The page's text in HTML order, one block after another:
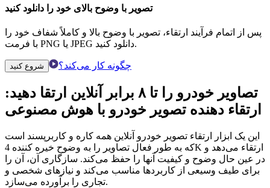
تصویر با وضوح بالای خود را دانلود کنید
پس از اتمام فرآیند ارتقاء، تصویر با وضوح بالا و کاملاً شفاف خود را
با فرمت PNG یا JPEG دانلود کنید.
شروع کنید چگونه کار می‌کند؟
تصاویر خودرو را تا ۸ برابر
آنلاین ارتقا دهید:
ارتقاء دهنده تصویر خودرو با هوش مصنوعی
این یک ابزار ارتقاء تصویر خودرو آنلاین همه کاره و کاربرپسند است
که به طور فعال تصاویر را به وضوح خیره کننده 4K ارتقاء می‌دهد و
در عین حال وضوح و کیفیت آنها را حفظ می‌کند. سازگاری آن، آن را
برای طیف وسیعی از کاربردها مناسب می‌کند و نیازهای شخصی و
تجاری را برآورده می‌سازد.